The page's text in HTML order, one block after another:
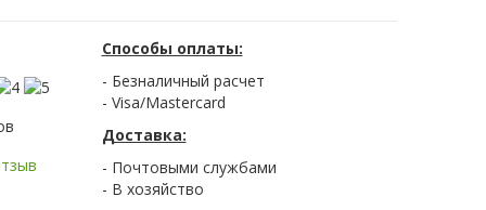
Способы оплаты:
- Безналичный расчет
- Visa/Mastercard
Доставка:
- Почтовыми службами
- В хозяйство